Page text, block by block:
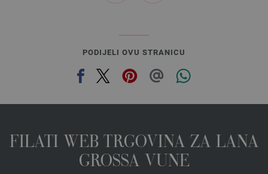
PODIJELI OVU STRANICU
FILATI WEB TRGOVINA ZA LANA
GROSSA VUNE